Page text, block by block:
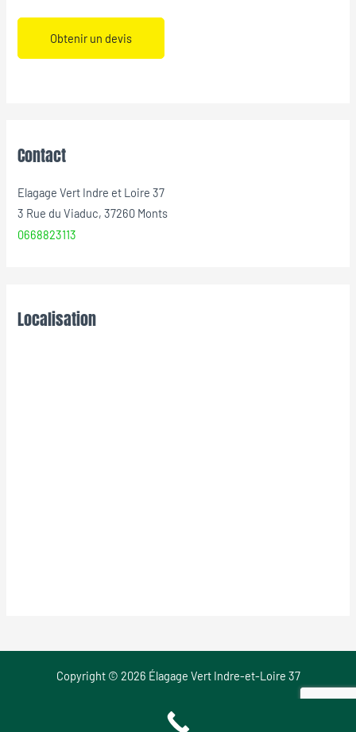
Obtenir un devis
Contact
Elagage Vert Indre et Loire 37
3 Rue du Viaduc, 37260 Monts
0668823113
Localisation
Copyright © 2026 Élagage Vert Indre-et-Loire 37